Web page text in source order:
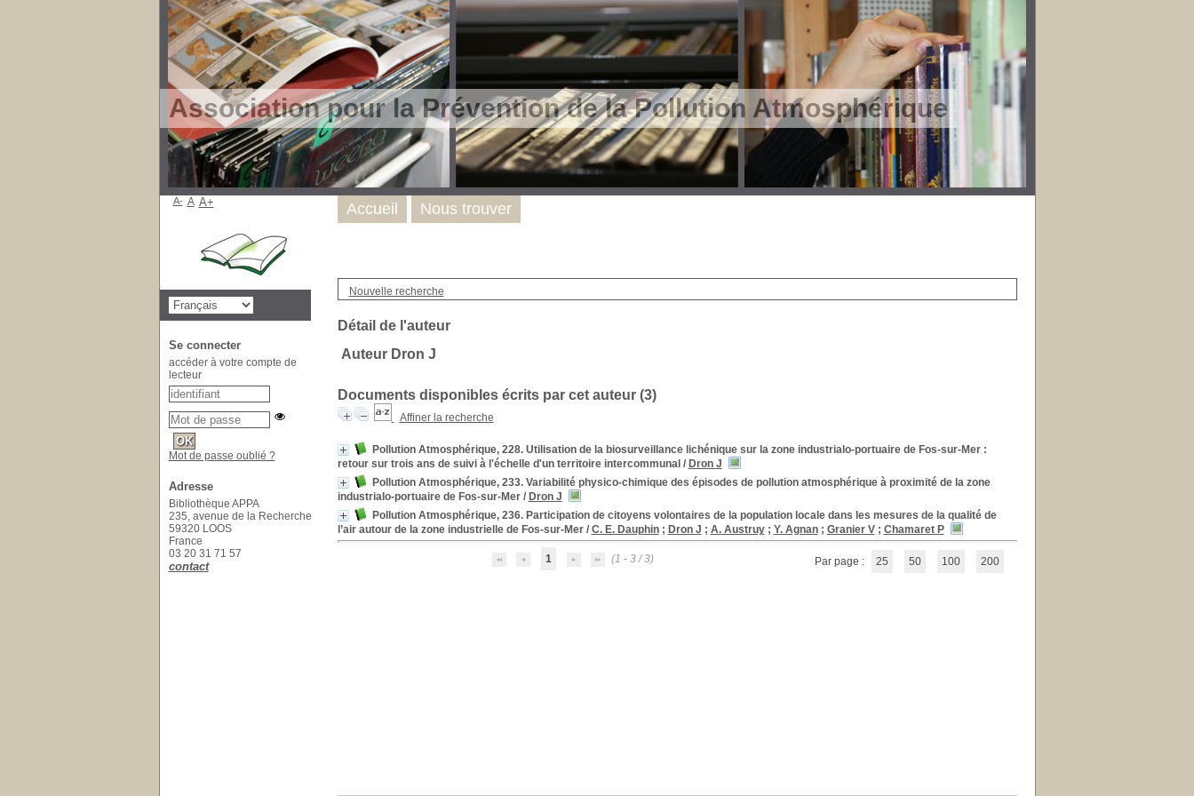
Association pour la Prévention de la Pollution Atmosphérique
Nouvelle recherche
Détail de l'auteur
Auteur Dron J
Documents disponibles écrits par cet auteur (3)
Affiner la recherche
Pollution Atmosphérique, 228. Utilisation de la biosurveillance lichénique sur la zone industrialo-portuaire de Fos-sur-Mer :
retour sur trois ans de suivi à l'échelle d'un territoire intercommunal / Dron J
Pollution Atmosphérique, 233. Variabilité physico-chimique des épisodes de pollution atmosphérique à proximité de la zone
industrialo-portuaire de Fos-sur-Mer/ Dron J
Pollution Atmosphérique, 236. Participation de citoyens volontaires de la population locale dans les mesures de la qualité de
l’air autour de la zone industrielle de Fos-sur-Mer/ C. E. Dauphin; Dron J ; A. Austruy; Y. Agnan; Granier V; Chamaret P
1 (1 - 3 / 3) Par page : 25 50 100 200
Accueil Nous trouver
A- A A+
Se connecter
accéder à votre compte de
lecteur
Mot de passe oublié ?
Adresse
Bibliothèque APPA
235, avenue de la Recherche
59320 LOOS
France
03 20 31 71 57
contact